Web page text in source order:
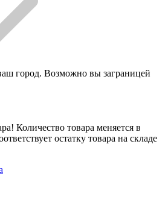
город. Возможно вы заграницей
Количество товара меняется в
остатку товара на складе